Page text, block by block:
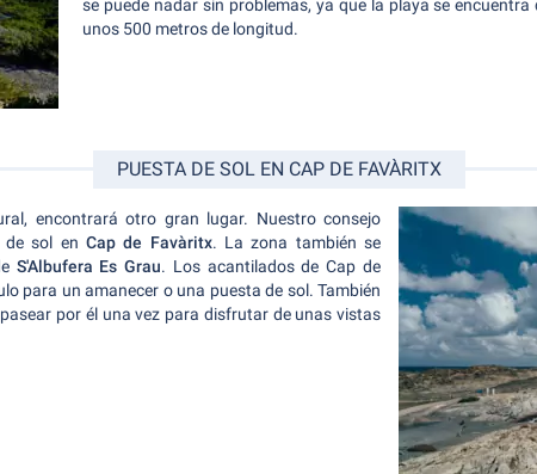
se puede nadar sin problemas, ya que la playa se
unos 500 metros de longitud.
PUESTA DE SOL EN CAP DE FAVÀRITX
encontrará otro gran lugar. Nuestro consejo
sol en Cap de Favàritx. La zona también se
S'Albufera Es Grau. Los acantilados de Cap de
para un amanecer o una puesta de sol. También
por él una vez para disfrutar de unas vistas